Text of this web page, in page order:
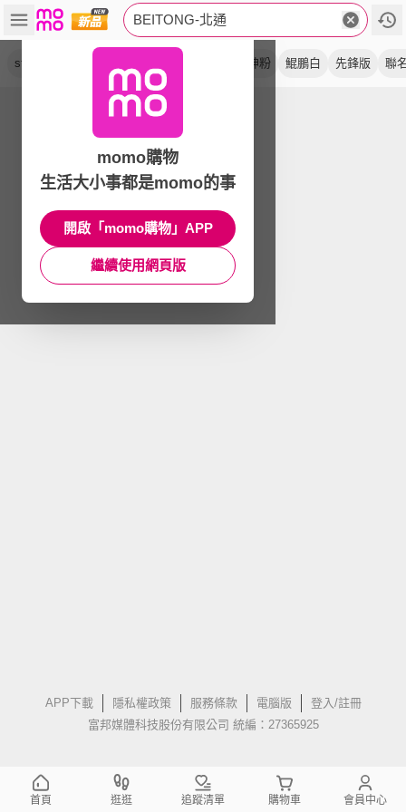
BEITONG-北通
steam 鳴神粉 鯤鵬白 先鋒版 聯
APP下載 隱私權政策 服務條款 電腦版
登入/註冊
富邦媒體科技股份有限公司 統編：27365925
momo購物
生活大小事都是momo的事
開啟「momo購物」APP
繼續使用網頁版
首頁 逛逛 追蹤清單 購物車 會員中心